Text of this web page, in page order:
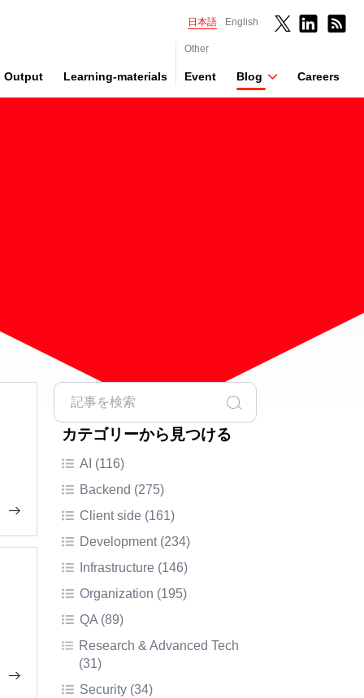
日本語 English
Output Learning-materials
Other
Event Blog Careers
カテゴリーから見つける
AI (116)
Backend (275)
Client side (161)
Development (234)
Infrastructure (146)
Organization (195)
QA (89)
Research & Advanced Tech
(31)
Security (34)